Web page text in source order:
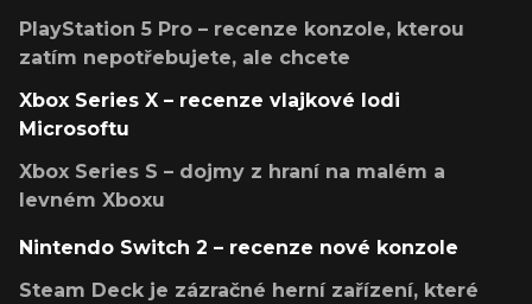
PlayStation 5 Pro – recenze konzole, kterou
zatím nepotřebujete, ale chcete
Xbox Series X – recenze vlajkové lodi
Microsoftu
Xbox Series S – dojmy z hraní na malém a
levném Xboxu
Nintendo Switch 2 – recenze nové konzole
Steam Deck je zázračné herní zařízení, které